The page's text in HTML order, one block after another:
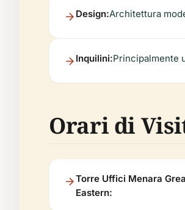
Design:Architettura
Inquilini:Principalmente
Orari di
Torre Uffici Menara
Eastern: